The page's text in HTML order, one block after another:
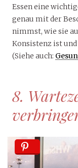
Essen eine
genau mit der
nimmst, wie sie
Konsistenz ist
(Siehe auch:
8.